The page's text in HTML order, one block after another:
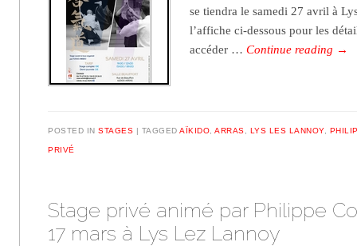
se tiendra le samedi 27 avril à
l’affiche ci-dessous pour les
accéder …Continue reading →
POSTED INSTAGES TAGGEDAÏKIDO,ARRAS, LYS LES LANNOY,
PRIVÉ
Stage privé animé par Philippe
17 mars à Lys Lez Lannoy